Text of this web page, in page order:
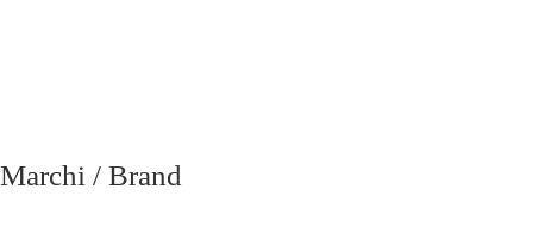
Marchi / Brand